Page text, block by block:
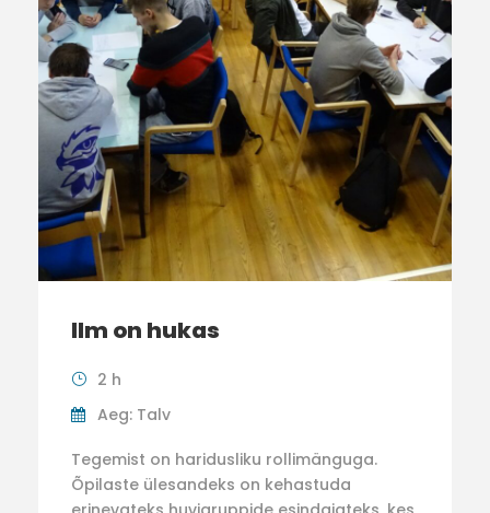
Ilm on hukas
2 h
Aeg: Talv
Tegemist on haridusliku rollimänguga.
Õpilaste ülesandeks on kehastuda